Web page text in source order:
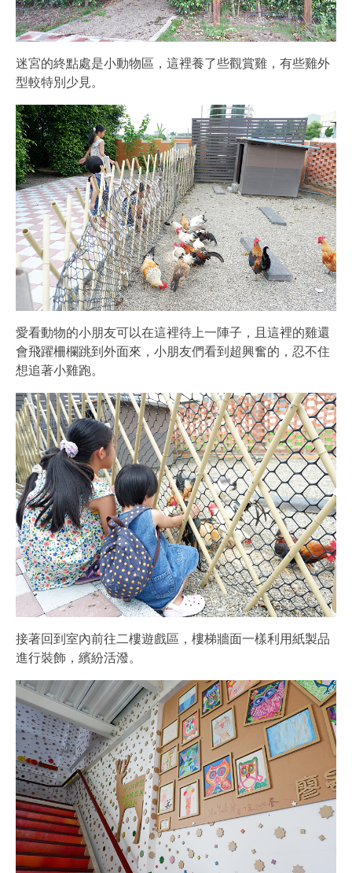
迷宮的終點處是小動物區，這裡養了些觀賞雞，有些雞外
型較特別少見。
愛看動物的小朋友可以在這裡待上一陣子，且這裡的雞還
會飛躍柵欄跳到外面來，小朋友們看到超興奮的，忍不住
想追著小雞跑。
接著回到室內前往二樓遊戲區，樓梯牆面一樣利用紙製品
進行裝飾，繽紛活潑。